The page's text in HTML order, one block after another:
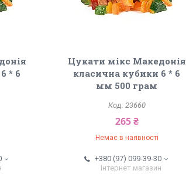
* 6
Цукати мікс Македонія
класична кубики 6 * 6
мм 500 грам
23660
265 ₴
Немає в наявності
+380 (97) 099-39-30
Інтернет магазин